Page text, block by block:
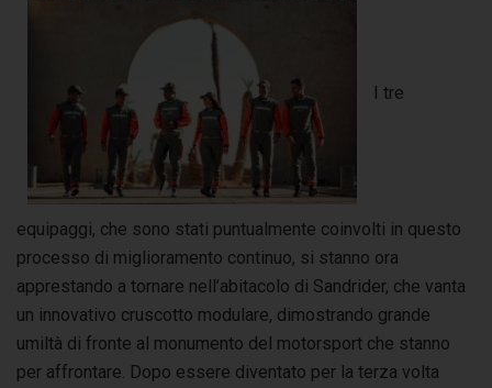
I tre
equipaggi, che sono stati puntualmente coinvolti in questo
processo di miglioramento continuo, si stanno ora
apprestando a tornare nell’abitacolo di Sandrider, che vanta
un innovativo cruscotto modulare, dimostrando grande
umiltà di fronte al monumento del motorsport che stanno
per affrontare. Dopo essere diventato per la terza volta